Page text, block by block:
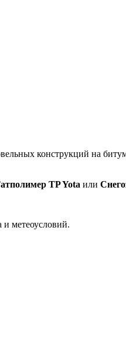
конструкций на
TP Yota или
метеоусловий.